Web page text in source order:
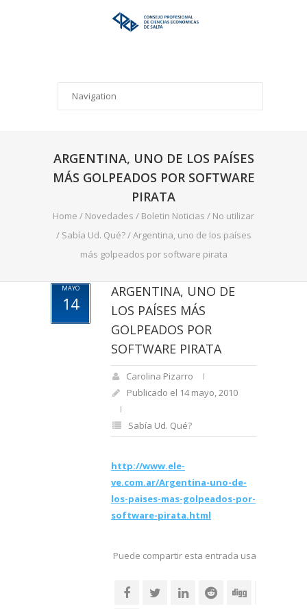
ARGENTINA, UNO DE LOS PAÍSES
MÁS GOLPEADOS POR SOFTWARE
PIRATA
Home / Novedades / Boletin Noticias / No utilizar
/ Sabía Ud. Qué?/Argentina, uno de los países
más golpeados por software pirata
MAYO
14
ARGENTINA, UNO DE
LOS PAÍSES MÁS
GOLPEADOS POR
SOFTWARE PIRATA
Carolina Pizarro
Publicado el 14 mayo, 2010
Sabía Ud. Qué?
http://www.ele-
ve.com.ar/Argentina-uno-de-
los-paises-mas-golpeados-por-
software-pirata.html
Puede compartir esta entrada usando sus